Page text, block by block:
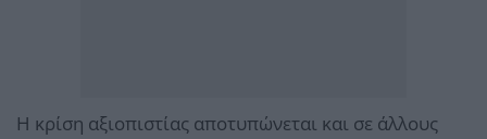
Η κρίση αξιοπιστίας αποτυπώνεται και σε άλλους